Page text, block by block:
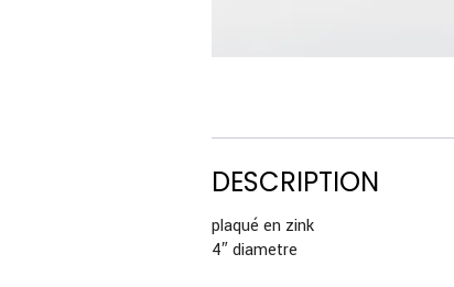
DESCRIPTION
plaqué en zink
4″ diametre